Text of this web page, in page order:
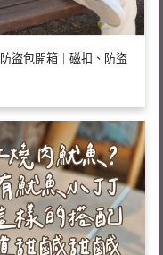
盜包開箱｜磁扣、防盜